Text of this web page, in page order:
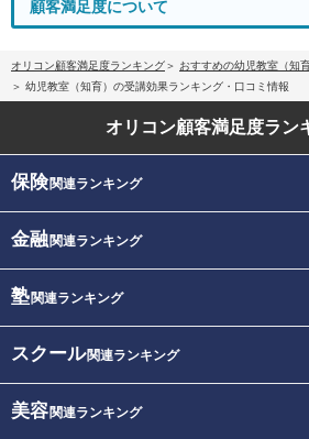
顧客満足度について
オリコン顧客満足度ランキング おすすめの幼児教室（知
幼児教室（知育）の受講効果ランキング・口コミ情報
オリコン顧客満足度ラン
保険関連ランキング
金融関連ランキング
塾関連ランキング
スクール関連ランキング
美容関連ランキング